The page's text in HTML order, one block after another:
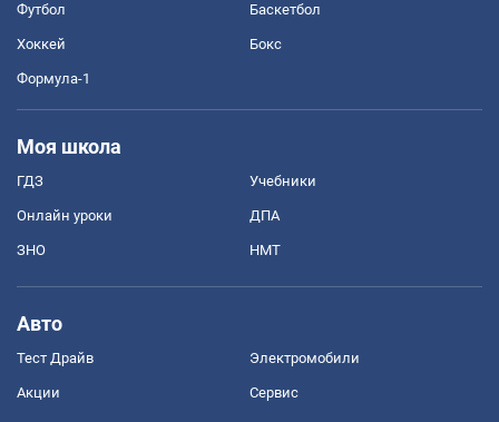
Футбол Баскетбол
Хоккей Бокс
Формула-1
Моя школа
ГДЗ Учебники
Онлайн уроки ДПА
ЗНО НМТ
Авто
Тест Драйв Электромобили
Акции Сервис